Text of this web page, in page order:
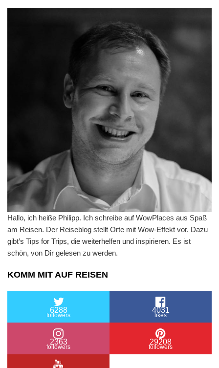
Hallo, ich heiße Philipp. Ich schreibe auf WowPlaces aus Spaß
am Reisen. Der Reiseblog stellt Orte mit Wow-Effekt vor. Dazu
gibt’s Tips for Trips, die weiterhelfen und inspirieren. Es ist
schön, von Dir gelesen zu werden.
KOMM MIT AUF REISEN
6288
followers
4031
likes
2363
followers
29208
followers